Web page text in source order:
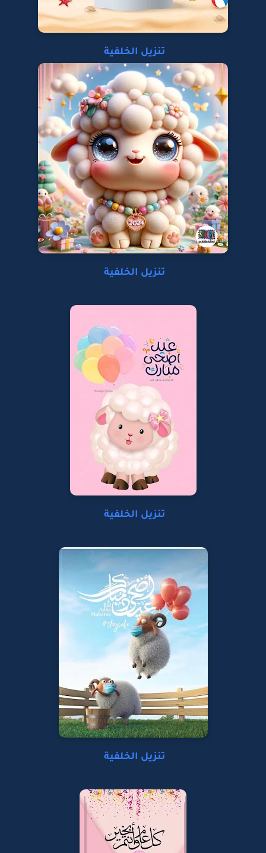
تنزيل الخلفية
تنزيل الخلفية
تنزيل الخلفية
تنزيل الخلفية